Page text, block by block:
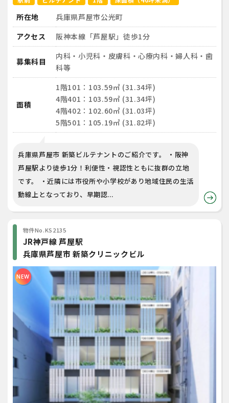
所在地
兵庫県芦屋市公光町
アクセス
阪神本線「芦屋駅」徒歩1分
募集科目
内科・小児科・皮膚科・心療内科・婦人科・歯
科等
面積
1階101：103.59㎡ (31.34坪)
4階401：103.59㎡ (31.34坪)
4階402：102.60㎡ (31.03坪)
5階501：105.19㎡ (31.82坪)
兵庫県芦屋市 新築ビルテナントのご紹介です。 ・阪神
芦屋駅より徒歩1分！利便性・視認性ともに抜群の立地
です。 ・近隣には市役所や小学校があり地域住民の生活
動線上となっており、早期認...
物件No.KS2135
JR神戸線 芦屋駅
兵庫県芦屋市 新築クリニックビル
NEW